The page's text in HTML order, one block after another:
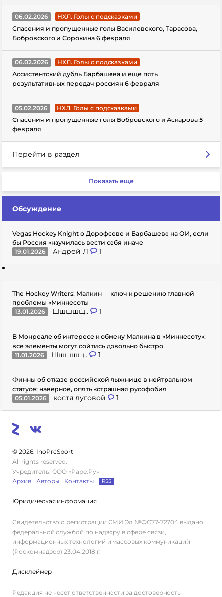
06.02.2026
НХЛ. Голы с подсказками
Спасения и пропущенные голы Василевского, Тарасова,
Бобровского и Сорокина 6 февраля
06.02.2026
НХЛ. Голы с подсказками
Ассистентский дубль Барбашева и еще пять
результативных передач россиян 6 февраля
05.02.2026
НХЛ. Голы с подсказками
Спасения и пропущенные голы Бобровского и Аскарова 5
февраля
Перейти в раздел
Показать еще
Обсуждение
Vegas Hockey Knight о Дорофееве и Барбашеве на ОИ, если
бы Россия «научилась вести себя иначе
19.01.2026
Андрей Л 1
The Hockey Writers: Малкин — ключ к решению главной
проблемы «Миннесоты
13.01.2026
Шшшшщ.. 1
В Монреале об интересе к обмену Малкина в «Миннесоту»:
все элементы могут сойтись довольно быстро
11.01.2026
Шшшшщ.. 1
Финны об отказе российской лыжнице в нейтральном
статусе: наверное, опять «страшная русофобия
05.01.2026
костя луговой 1
© 2026. InoProSport
All rights reserved.
Учредитель: ООО «Раре.Ру»
Архив
Авторы Контакты RSS
Юридическая информация
Свидетельство о регистрации СМИ Эл №ФС77-72704 выдано
федеральной службой по надзору в сфере связи,
информационных технологий и массовых коммуникаций
(Роскомнадзор) 23.04.2018 г.
Дисклеймер
Редакция не несет ответственности за достоверность